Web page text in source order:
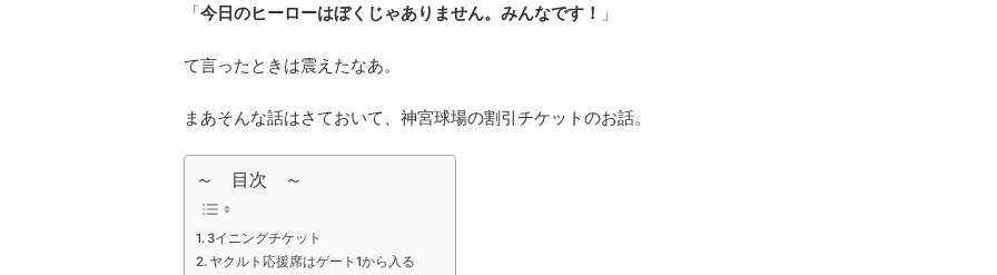
「今日のヒーローはぼくじゃありません。みんなです！ 」
て言ったときは震えたなあ。
まあそんな話はさておいて、神宮球場の割引チケットのお話。
～ 目次 ～
3イニングチケット
ヤクルト応援席はゲート1から入る